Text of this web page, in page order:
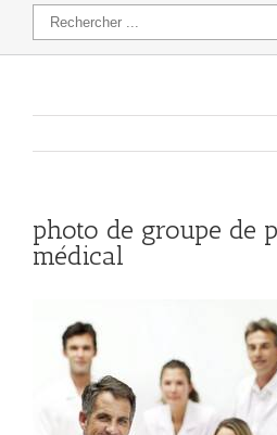
photo de groupe de
médical